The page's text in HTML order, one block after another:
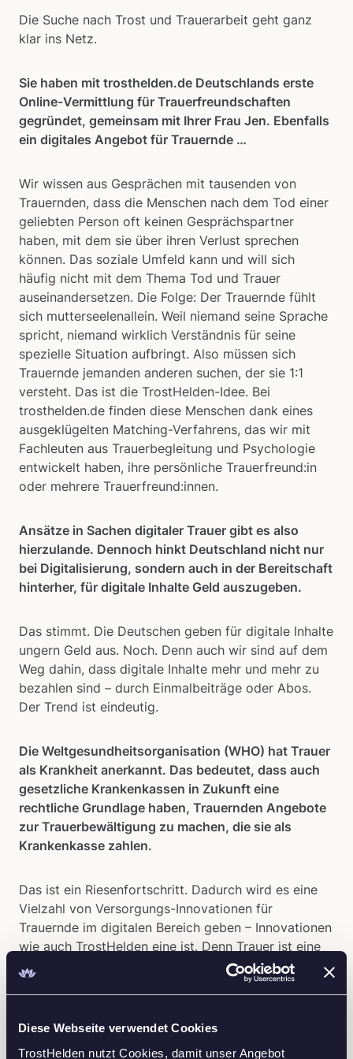
Diese Webseite verwendet Cookies
TrostHelden nutzt Cookies, damit unser Angebot
Die Suche nach Trost und Trauerarbeit geht ganz
klar ins Netz.
Sie haben mit trosthelden.de Deutschlands erste
Online-Vermittlung für Trauerfreundschaften
gegründet, gemeinsam mit Ihrer Frau Jen. Ebenfalls
ein digitales Angebot für Trauernde …
Wir wissen aus Gesprächen mit tausenden von
Trauernden, dass die Menschen nach dem Tod einer
geliebten Person oft keinen Gesprächspartner
haben, mit dem sie über ihren Verlust sprechen
können. Das soziale Umfeld kann und will sich
häufig nicht mit dem Thema Tod und Trauer
auseinandersetzen. Die Folge: Der Trauernde fühlt
sich mutterseelenallein. Weil niemand seine Sprache
spricht, niemand wirklich Verständnis für seine
spezielle Situation aufbringt. Also müssen sich
Trauernde jemanden anderen suchen, der sie 1:1
versteht. Das ist die TrostHelden-Idee. Bei
trosthelden.de finden diese Menschen dank eines
ausgeklügelten Matching-Verfahrens, das wir mit
Fachleuten aus Trauerbegleitung und Psychologie
entwickelt haben, ihre persönliche Trauerfreund:in
oder mehrere Trauerfreund:innen.
Ansätze in Sachen digitaler Trauer gibt es also
hierzulande. Dennoch hinkt Deutschland nicht nur
bei Digitalisierung, sondern auch in der Bereitschaft
hinterher, für digitale Inhalte Geld auszugeben.
Das stimmt. Die Deutschen geben für digitale Inhalte
ungern Geld aus. Noch. Denn auch wir sind auf dem
Weg dahin, dass digitale Inhalte mehr und mehr zu
bezahlen sind – durch Einmalbeiträge oder Abos.
Der Trend ist eindeutig.
Die Weltgesundheitsorganisation (WHO) hat Trauer
als Krankheit anerkannt. Das bedeutet, dass auch
gesetzliche Krankenkassen in Zukunft eine
rechtliche Grundlage haben, Trauernden Angebote
zur Trauerbewältigung zu machen, die sie als
Krankenkasse zahlen.
Das ist ein Riesenfortschritt. Dadurch wird es eine
Vielzahl von Versorgungs-Innovationen für
Trauernde im digitalen Bereich geben – Innovationen
wie auch TrostHelden eine ist. Denn Trauer ist eine
enorme Belastung für Menschen. Und unverarbeitete
Trauer ist ein großer Kostenfaktor für die
Depressionen.